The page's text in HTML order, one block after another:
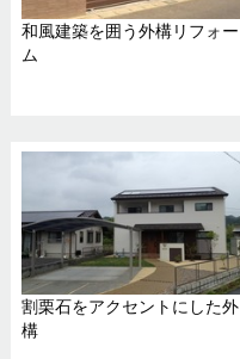
和風建築を囲う外構リフォー
ム
割栗石をアクセントにした外
構